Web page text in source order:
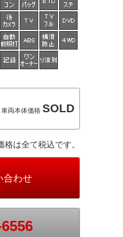
車両本体価格 SOLD
は全て税込です。